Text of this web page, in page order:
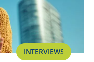
INTERVIEWS